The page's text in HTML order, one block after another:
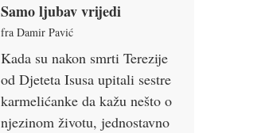
Samo ljubav vrijedi
fra Damir Pavić
Kada su nakon smrti Terezije
od Djeteta Isusa upitali sestre
karmelićanke da kažu nešto o
njezinom životu, jednostavno